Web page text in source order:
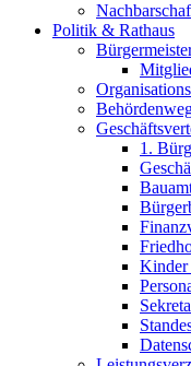
Politik & Rathaus
1.
Kinder